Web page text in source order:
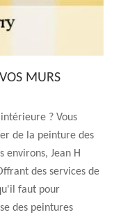
MURS
? Vous
de la peinture des
environs, Jean H
des services de
faut pour
des peintures